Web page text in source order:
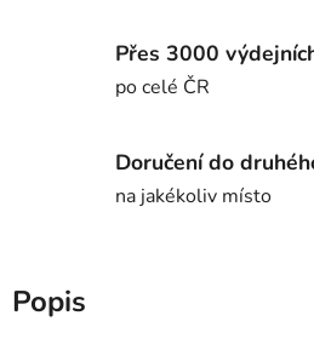
Přes 3000
po celé ČR
Doručení do
na jakékoliv místo
Popis